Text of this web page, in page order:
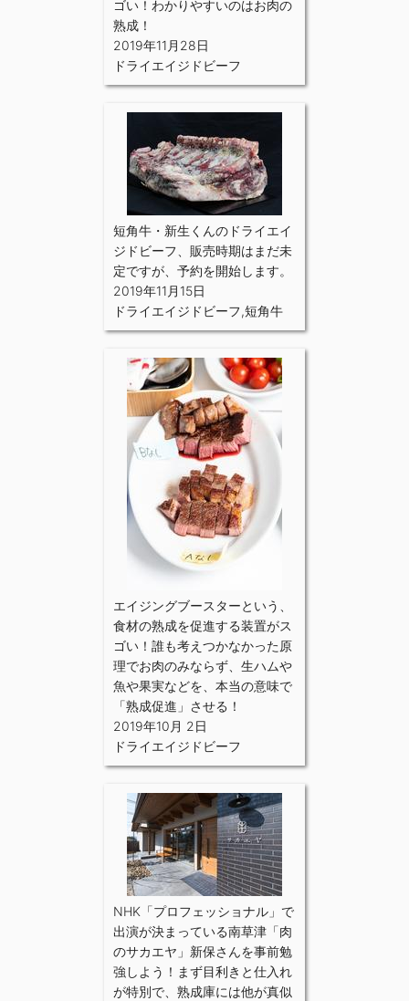
ゴい！わかりやすいのはお肉の
熟成！
2019年11月28日
ドライエイジドビーフ
短角牛・新生くんのドライエイ
ジドビーフ、販売時期はまだ未
定ですが、予約を開始します。
2019年11月15日
ドライエイジドビーフ,短角牛
エイジングブースターという、
食材の熟成を促進する装置がス
ゴい！誰も考えつかなかった原
理でお肉のみならず、生ハムや
魚や果実などを、本当の意味で
「熟成促進」させる！
2019年10月 2日
ドライエイジドビーフ
NHK「プロフェッショナル」で
出演が決まっている南草津「肉
のサカエヤ」新保さんを事前勉
強しよう！まず目利きと仕入れ
が特別で、熟成庫には他が真似